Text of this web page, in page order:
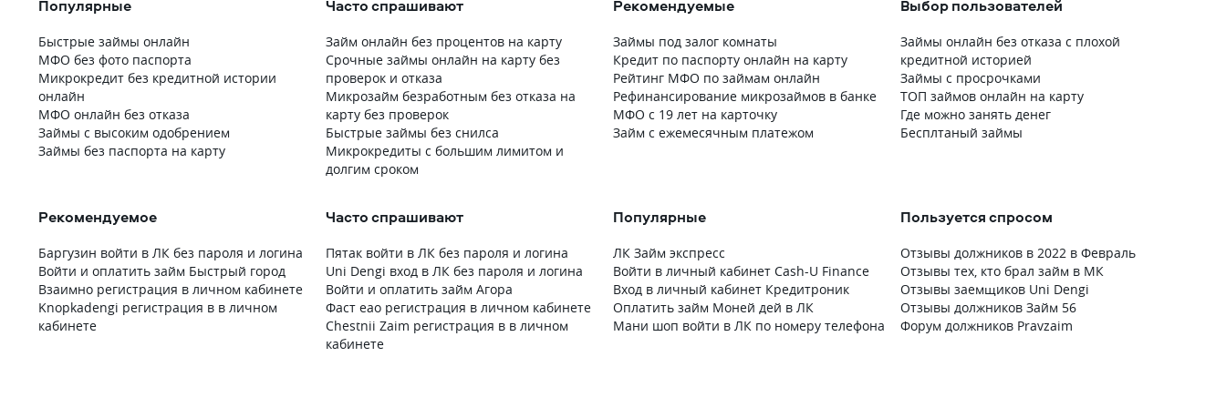
Популярные
Быстрые займы онлайн
МФО без фото паспорта
Микрокредит без кредитной истории
онлайн
МФО онлайн без отказа
Займы с высоким одобрением
Займы без паспорта на карту
Часто спрашивают
Займ онлайн без процентов на карту
Срочные займы онлайн на карту без
проверок и отказа
Микрозайм безработным без отказа на
карту без проверок
Быстрые займы без снилса
Микрокредиты с большим лимитом и
долгим сроком
Рекомендуемые
Займы под залог комнаты
Кредит по паспорту онлайн на карту
Рейтинг МФО по займам онлайн
Рефинансирование микрозаймов в банке
МФО с 19 лет на карточку
Займ с ежемесячным платежом
Выбор пользователей
Займы онлайн без отказа с плохой
кредитной историей
Займы с просрочками
ТОП займов онлайн на карту
Где можно занять денег
Бесплтаный займы
Рекомендуемое
Баргузин войти в ЛК без пароля и логина
Войти и оплатить займ Быстрый город
Взаимно регистрация в личном кабинете
Knopkadengi регистрация в в личном
кабинете
Часто спрашивают
Пятак войти в ЛК без пароля и логина
Uni Dengi вход в ЛК без пароля и логина
Войти и оплатить займ Агора
Фаст еао регистрация в личном кабинете
Chestnii Zaim регистрация в в личном
кабинете
Популярные
ЛК Займ экспресс
Войти в личный кабинет Cash-U Finance
Вход в личный кабинет Кредитроник
Оплатить займ Моней дей в ЛК
Мани шоп войти в ЛК по номеру телефона
Пользуется спросом
Отзывы должников в 2022 в Февраль
Отзывы тех, кто брал займ в МК
Отзывы заемщиков Uni Dengi
Отзывы должников Займ 56
Форум должников Pravzaim